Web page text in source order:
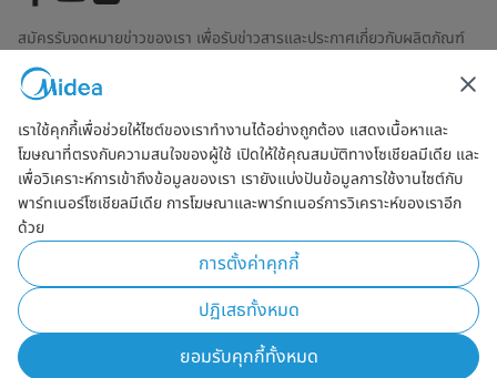
สมัครรับจดหมายข่าวของเรา เพื่อรับข่าวสารและประกาศเกี่ยวกับผลิตภัณฑ์
ล่าสุด
ตรวจสอบเพื่อดูว่าเราจัดการข้อมูลของคุณอย่างไรข้อตกลงการใช้งาน
Simply ideal
ลิขสิทธิ์ Midea 2026 สงวนลิขสิทธิ์
นโยบายความเป็นส่วนตัว
ข้อตกลงการใช้งาน
Cookie Consent
เราใช้คุกกี้เพื่อช่วยให้ไซต์ของเราทำงานได้อย่างถูกต้อง แสดงเนื้อหาและ
โฆษณาที่ตรงกับความสนใจของผู้ใช้ เปิดให้ใช้คุณสมบัติทางโซเชียลมีเดีย และ
เพื่อวิเคราะห์การเข้าถึงข้อมูลของเรา เรายังแบ่งปันข้อมูลการใช้งานไซต์กับ
พาร์ทเนอร์โซเชียลมีเดีย การโฆษณาและพาร์ทเนอร์การวิเคราะห์ของเราอีก
ด้วย
การตั้งค่าคุกกี้
ปฏิเสธทั้งหมด
ยอมรับคุกกี้ทั้งหมด